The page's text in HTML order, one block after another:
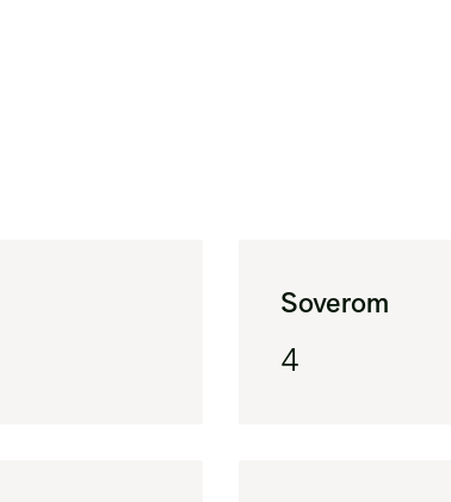
Soverom
4